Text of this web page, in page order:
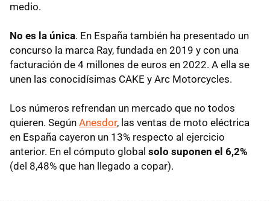
medio.
No es la única. En España también ha presentado un
concurso la marca Ray, fundada en 2019 y con una
facturación de 4 millones de euros en 2022. A ella se
unen las conocidísimas CAKE y Arc Motorcycles.
Los números refrendan un mercado que no todos
quieren. Según Anesdor, las ventas de moto eléctrica
en España cayeron un 13% respecto al ejercicio
anterior. En el cómputo global solo suponen el 6,2%
(del 8,48% que han llegado a copar).